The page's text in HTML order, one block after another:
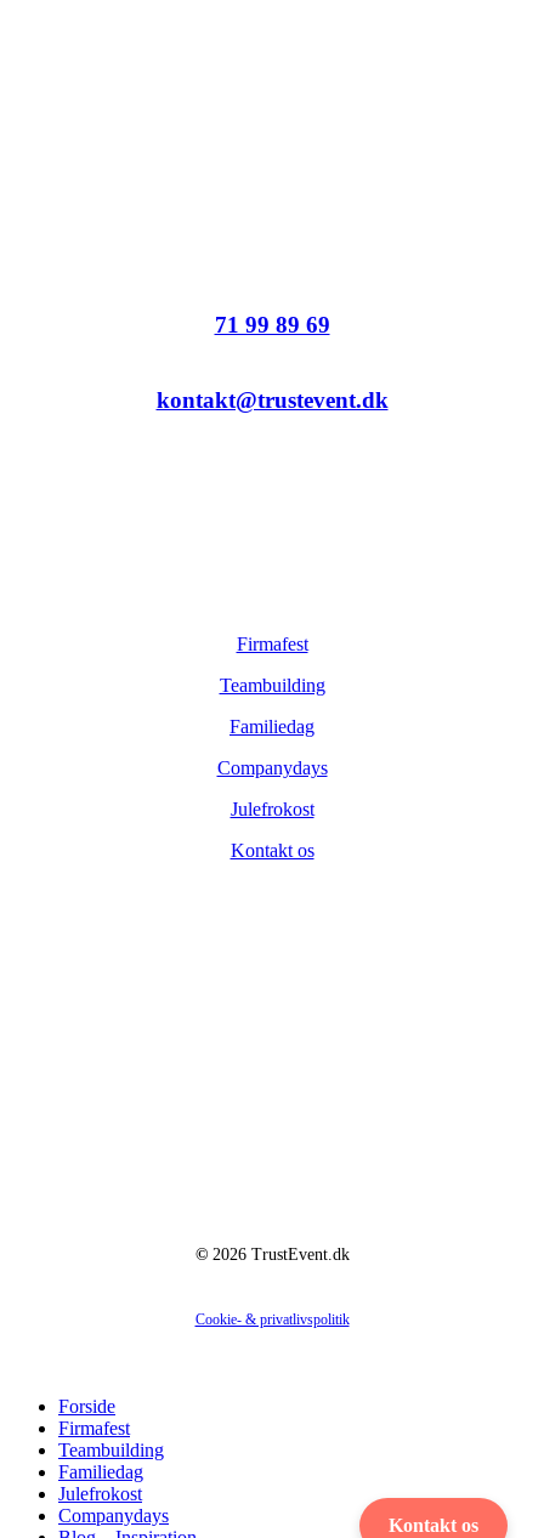
71 99 89 69
kontakt@trustevent.dk
Firmafest
Teambuilding
Familiedag
Companydays
Julefrokost
Kontakt os
© 2026TrustEvent.dk
Cookie- & privatlivspolitik
Close
Menu
Forside
Firmafest
Teambuilding
Familiedag
Julefrokost
Companydays
Kontakt os